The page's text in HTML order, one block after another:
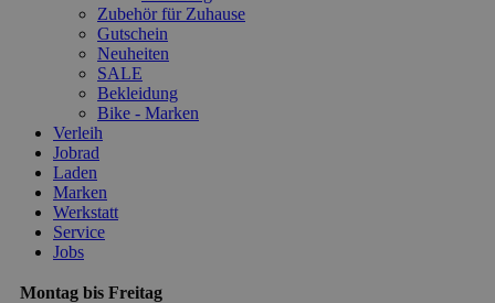
Zubehör für Zuhause
Gutschein
Neuheiten
SALE
Bekleidung
Bike - Marken
Verleih
Jobrad
Laden
Marken
Werkstatt
Service
Jobs
Montag bis Freitag